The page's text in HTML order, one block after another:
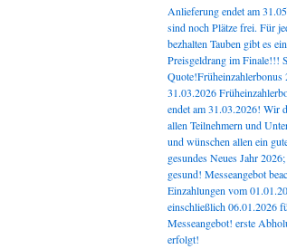
Anlieferung endet am
sind noch Plätze frei. Für
bezhalten Tauben gibt es
Preisgeldrang im Finale!!!
Quote!Früheinzahlerbonus
31.03.2026
endet am 31.03.2026! Wir
allen Teilnehmern und
und wünschen allen ein
gesundes Neues Jahr
gesund! Messeangebot
Einzahlungen vom
einschließlich 06.01.2026
Messeangebot! erste
erfolgt!